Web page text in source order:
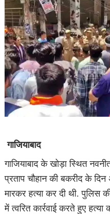
गाजियाबाद
गाजियाबाद के खोड़ा स्थित नवनीत
प्रताप चौहान की बकरीद के
मारकर हत्या कर दी थी. पुलिस
में त्वरित कार्रवाई करते हुए